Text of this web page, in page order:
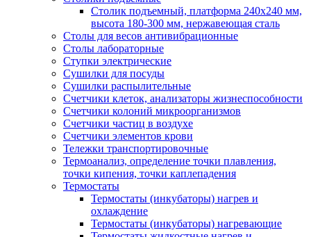
Столик подъемный, платформа 240х240 мм,
высота 180-300 мм, нержавеющая сталь
Столы для весов антивибрационные
Столы лабораторные
Ступки электрические
Сушилки для посуды
Сушилки распылительные
Счетчики клеток, анализаторы жизнеспособности
Счетчики колоний микроорганизмов
Счетчики частиц в воздухе
Счетчики элементов крови
Тележки транспортировочные
Термоанализ, определение точки плавления,
точки кипения, точки каплепадения
Термостаты
Термостаты (инкубаторы) нагрев и
охлаждение
Термостаты (инкубаторы) нагревающие